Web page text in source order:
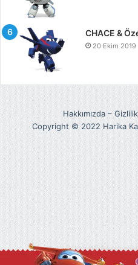
CHACE &
20 Ekim 2019
Hakkımızda–
Copyright © 2022 Harika